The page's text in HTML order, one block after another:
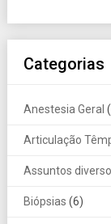
Categorias
Anestesia Geral
Articulação
Assuntos
Biópsias (6)